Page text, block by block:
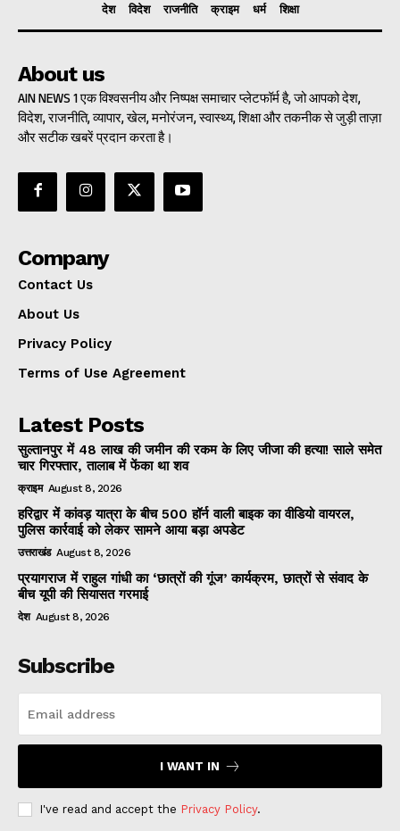
देश विदेश राजनीति क्राइम धर्म शिक्षा
About us
AIN NEWS 1 एक विश्वसनीय और निष्पक्ष समाचार प्लेटफॉर्म है, जो आपको देश,
विदेश, राजनीति, व्यापार, खेल, मनोरंजन, स्वास्थ्य, शिक्षा और तकनीक से जुड़ी ताज़ा
और सटीक खबरें प्रदान करता है।
Company
Contact Us
About Us
Privacy Policy
Terms of Use Agreement
Latest Posts
सुल्तानपुर में 48 लाख की जमीन की रकम के लिए जीजा की हत्या! साले समेत
चार गिरफ्तार, तालाब में फेंका था शव
क्राइम August 8, 2026
हरिद्वार में कांवड़ यात्रा के बीच 500 हॉर्न वाली बाइक का वीडियो वायरल,
पुलिस कार्रवाई को लेकर सामने आया बड़ा अपडेट
उत्तराखंड August 8, 2026
प्रयागराज में राहुल गांधी का ‘छात्रों की गूंज’ कार्यक्रम, छात्रों से संवाद के
बीच यूपी की सियासत गरमाई
देश August 8, 2026
Subscribe
I WANT IN
I've read and accept the Privacy Policy.